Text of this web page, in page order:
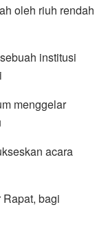
oleh riuh rendah
institusi
menggelar
acara
bagi